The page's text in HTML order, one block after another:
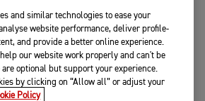
and similar technologies to ease your
website performance, deliver profile-
and provide a better online experience.
our website work properly and can't be
optional but support your experience.
by clicking on “Allow all” or adjust your
Policy